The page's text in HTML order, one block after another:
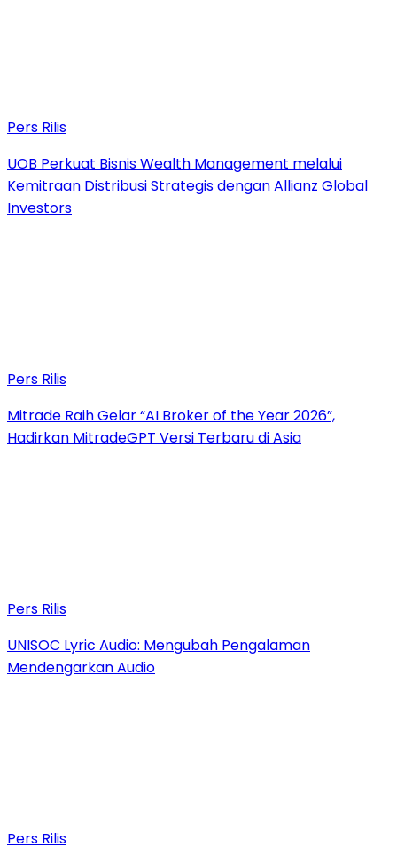
Pers Rilis
UOB Perkuat Bisnis Wealth Management melalui
Kemitraan Distribusi Strategis dengan Allianz Global
Investors
Pers Rilis
Mitrade Raih Gelar “AI Broker of the Year 2026”,
Hadirkan MitradeGPT Versi Terbaru di Asia
Pers Rilis
UNISOC Lyric Audio: Mengubah Pengalaman
Mendengarkan Audio
Pers Rilis